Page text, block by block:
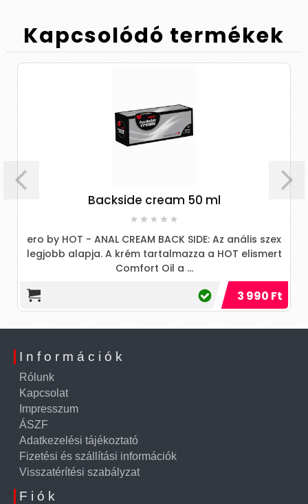
Kapcsolódó termékek
Backside cream 50 ml
ero by HOT - ANAL CREAM BACK SIDE: Az anális szex
legjobb alapja. A krém tartalmazza a HOT elismert
Comfort Oil a ...
3 990 Ft
Információk
Rólunk
Kapcsolat
Impresszum
ÁSZF
Adatkezelési tájékoztató
Fizetési és szállítási információk
Visszatérítési szabályzat
Fiók